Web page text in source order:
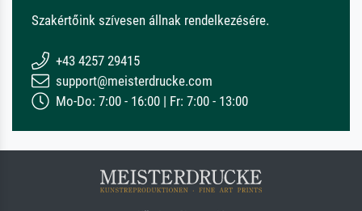
Szakértőink szívesen állnak rendelkezésére.
+43 4257 29415
support@meisterdrucke.com
Mo-Do: 7:00 - 16:00 | Fr: 7:00 - 13:00